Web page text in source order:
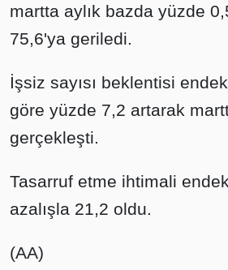
martta aylık bazda yüzde
75,6'ya geriledi.
İşsiz sayısı beklentisi
göre yüzde 7,2 artarak
gerçekleşti.
Tasarruf etme ihtimali
azalışla 21,2 oldu.
(AA)